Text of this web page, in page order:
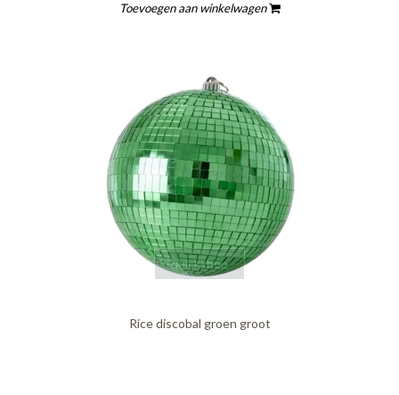
Toevoegen aan winkelwagen
quickshop
Rice discobal groen groot